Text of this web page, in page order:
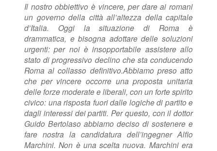
Il nostro obbiettivo è vincere, per dare ai romani
un governo della città all’altezza della capitale
d’Italia. Oggi la situazione di Roma è
drammatica, e bisogna adottare delle soluzioni
urgenti: per noi è insopportabile assistere allo
stato di progressivo declino che sta conducendo
Roma al collasso definitivo.Abbiamo preso atto
che per vincere occorre una proposta unitaria
delle forze moderate e liberali, con un forte spirito
civico: una risposta fuori dalle logiche di partito e
dagli interessi dei partiti. Per questo, con il dottor
Guido Bertolaso abbiamo deciso di sostenere e
fare nostra la candidatura dell’ingegner Alfio
Marchini. Non è una scelta nuova. Marchini era